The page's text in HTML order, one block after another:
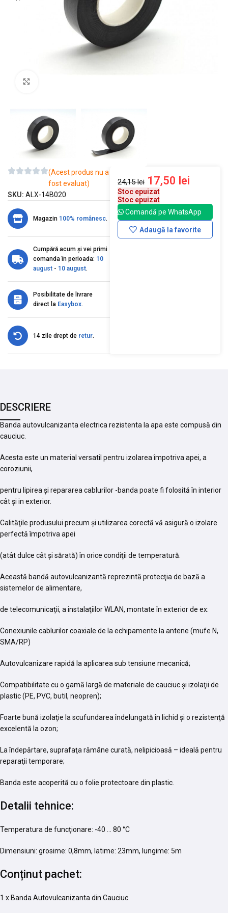
(Acest produs nu a
fost evaluat)
SKU: ALX-14B020
Magazin 100% românesc.
Cumpără acum și vei primi
comanda în perioada: 10
august - 10 august.
Posibilitate de livrare
direct la Easybox.
14 zile drept de retur.
24,15lei 17,50 lei
Stoc epuizat
Stoc epuizat
Comandă pe WhatsApp
Adaugă la favorite
DESCRIERE
Banda autovulcanizanta electrica rezistenta la apa este compusă din
cauciuc.
Acesta este un material versatil pentru izolarea împotriva apei, a
coroziunii,
pentru lipirea şi repararea cablurilor -banda poate fi folosită în interior
cât şi in exterior.
Calităţile produsului precum şi utilizarea corectă vă asigură o izolare
perfectă împotriva apei
(atât dulce cât şi sărată) în orice condiţii de temperatură.
Această bandă autovulcanizantă reprezintă protecţia de bază a
sistemelor de alimentare,
de telecomunicaţii, a instalaţiilor WLAN, montate în exterior de ex:
Conexiunile cablurilor coaxiale de la echipamente la antene (mufe N,
SMA/RP)
Autovulcanizare rapidă la aplicarea sub tensiune mecanică;
Compatibilitate cu o gamă largă de materiale de cauciuc şi izolaţii de
plastic (PE, PVC, butil, neopren);
Foarte bună izolaţie la scufundarea îndelungată în lichid şi o rezistenţă
excelentă la ozon;
La îndepărtare, suprafaţa rămâne curată, nelipicioasă – ideală pentru
reparaţii temporare;
Banda este acoperită cu o folie protectoare din plastic.
Detalii tehnice:
Temperatura de funcţionare: -40 … 80 °C
Dimensiuni: grosime: 0,8mm, latime: 23mm, lungime: 5m
Conținut pachet:
1 x Banda Autovulcanizanta din Cauciuc